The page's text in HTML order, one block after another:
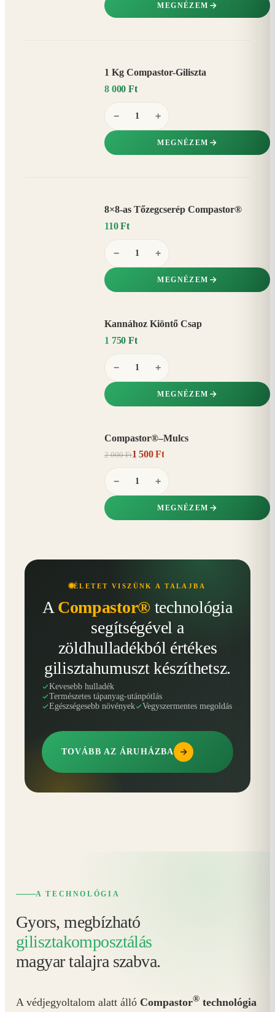
MEGNÉZEM
1 Kg Compastor-Giliszta
8 000 Ft
− +
MEGNÉZEM
8×8-as Tőzegcserép Compastor®
110 Ft
− +
MEGNÉZEM
Kannához Kiöntő Csap
1 750 Ft
− +
MEGNÉZEM
Compastor®–Mulcs
2 000 Ft1 500 Ft
− +
MEGNÉZEM
ÉLETET VISZÜNK A TALAJBA
A Compastor® technológia
segítségével a
zöldhulladékból értékes
gilisztahumuszt készíthetsz.
Kevesebb hulladék
Természetes tápanyag-utánpótlás
Egészségesebb növények
Vegyszermentes megoldás
TOVÁBB AZ ÁRUHÁZBA
A TECHNOLÓGIA
Gyors, megbízható
gilisztakomposztálás
magyar talajra szabva.
A védjegyoltalom alatt álló Compastor® technológia